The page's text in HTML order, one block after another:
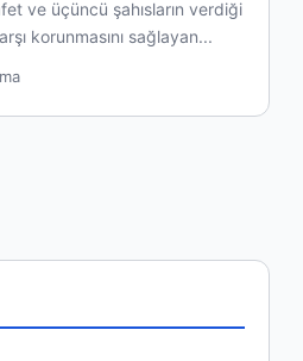
ve üçüncü şahısların verdiği
korunmasını sağlayan...